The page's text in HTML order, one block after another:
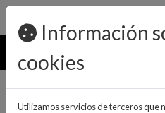
924 047 836
MENU
Información
cookies
Utilizamos servicios de terceros que